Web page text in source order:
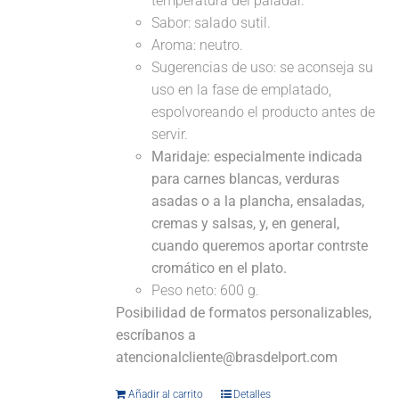
Sabor: salado sutil.
Aroma: neutro.
Sugerencias de uso: se aconseja su
uso en la fase de emplatado,
espolvoreando el producto antes de
servir.
Maridaje: especialmente indicada
para carnes blancas, verduras
asadas o a la plancha, ensaladas,
cremas y salsas, y, en general,
cuando queremos aportar contrste
cromático en el plato.
Peso neto: 600 g.
Posibilidad de formatos personalizables,
escríbanos a
atencionalcliente@brasdelport.com
Añadir al carrito Detalles